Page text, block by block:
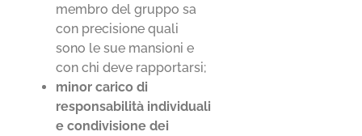
membro del gruppo sa
con precisione quali
sono le sue mansioni e
con chi deve rapportarsi;
minor carico di
responsabilità individuali
e condivisione dei